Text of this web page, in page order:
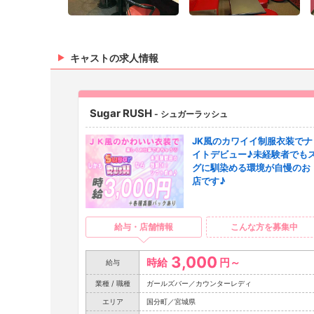
キャストの求人情報
Sugar RUSH - シュガーラッシュ
JK風のカワイイ制服衣装でナ
イトデビュー♪未経験者でも
グに馴染める環境が自慢のお
店です♪
給与・店舗情報 こんな方を募集中
給与 時給 3,000 円～
業種 / 職種 ガールズバー／カウンターレディ
エリア 国分町／宮城県